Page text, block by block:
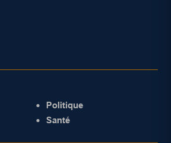
Politique
Santé